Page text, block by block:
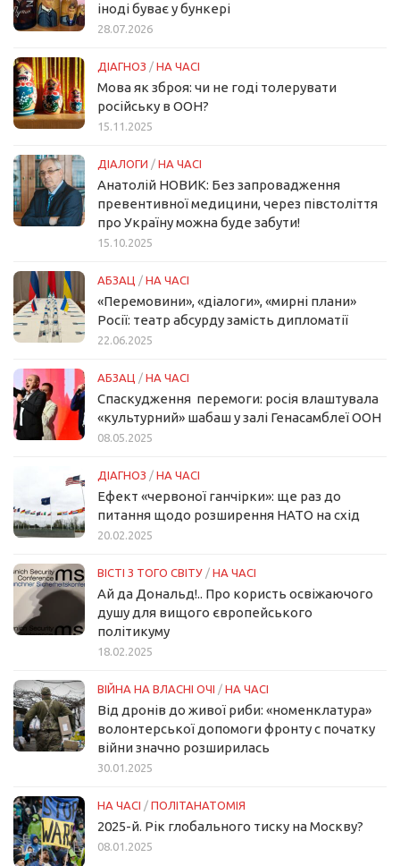
іноді буває у бункері
28.07.2026
ДІАГНОЗ / НА ЧАСІ
Мова як зброя: чи не годі толерувати
російську в ООН?
15.11.2025
ДІАЛОГИ / НА ЧАСІ
Анатолій НОВИК: Без запровадження
превентивної медицини, через півстоліття
про Україну можна буде забути!
15.10.2025
АБЗАЦ / НА ЧАСІ
«Перемовини», «діалоги», «мирні плани»
Росії: театр абсурду замість дипломатії
22.06.2025
АБЗАЦ / НА ЧАСІ
Спаскудження перемоги: росія влаштувала
«культурний» шабаш у залі Генасамблеї ООН
08.05.2025
ДІАГНОЗ / НА ЧАСІ
Ефект «червоної ганчірки»: ще раз до
питання щодо розширення НАТО на схід
20.02.2025
ВІСТІ З ТОГО СВІТУ / НА ЧАСІ
Ай да Дональд!.. Про користь освіжаючого
душу для вищого європейського
політикуму
18.02.2025
ВІЙНА НА ВЛАСНІ ОЧІ / НА ЧАСІ
Від дронів до живої риби: «номенклатура»
волонтерської допомоги фронту с початку
війни значно розширилась
30.01.2025
НА ЧАСІ / ПОЛІТАНАТОМІЯ
2025-й. Рік глобального тиску на Москву?
08.01.2025